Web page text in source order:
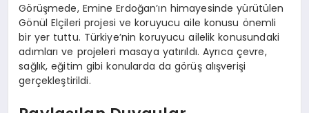
Görüşmede, Emine Erdoğan’ın himayesinde yürütülen
Gönül Elçileri projesi ve koruyucu aile konusu önemli
bir yer tuttu. Türkiye’nin koruyucu ailelik konusundaki
adımları ve projeleri masaya yatırıldı. Ayrıca çevre,
sağlık, eğitim gibi konularda da görüş alışverişi
gerçekleştirildi.